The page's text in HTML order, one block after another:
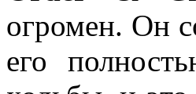
огромен. Он
его